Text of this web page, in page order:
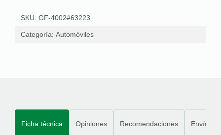
SKU: GF-4002#63223
Categoría: Automóviles
Ficha técnica Opiniones Recomendaciones Envíos